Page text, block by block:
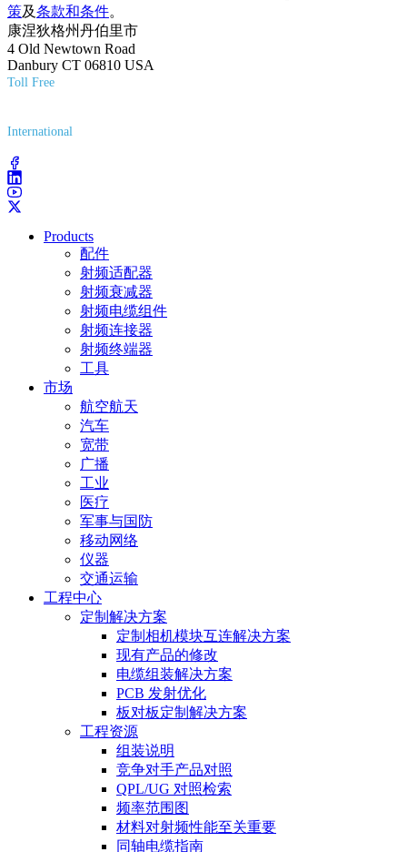
策及条款和条件。
康涅狄格州丹伯里市
4 Old Newtown Road
Danbury CT 06810 USA
Toll Free
International
Products
配件
射频适配器
射频衰减器
射频电缆组件
射频连接器
射频终端器
工具
市场
航空航天
汽车
宽带
广播
工业
医疗
军事与国防
移动网络
仪器
交通运输
工程中心
定制解决方案
定制相机模块互连解决方案
现有产品的修改
电缆组装解决方案
PCB 发射优化
板对板定制解决方案
工程资源
组装说明
竞争对手产品对照
QPL/UG 对照检索
频率范围图
材料对射频性能至关重要
同轴电缆指南